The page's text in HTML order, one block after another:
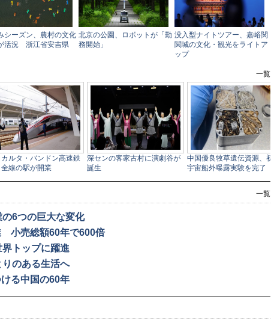
一覧
6つの巨大な変化
小売総額60年で600倍
トップに躍進
のある生活へ
る中国の60年